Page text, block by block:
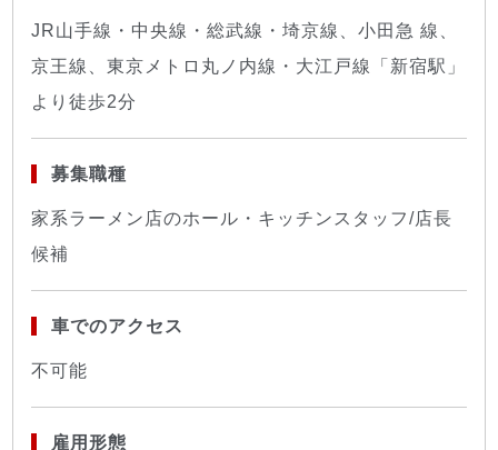
JR山手線・中央線・総武線・埼京線、小田急 線、
京王線、東京メトロ丸ノ内線・大江戸線「新宿駅」
より徒歩2分
募集職種
家系ラーメン店のホール・キッチンスタッフ/店長
候補
車でのアクセス
不可能
雇用形態